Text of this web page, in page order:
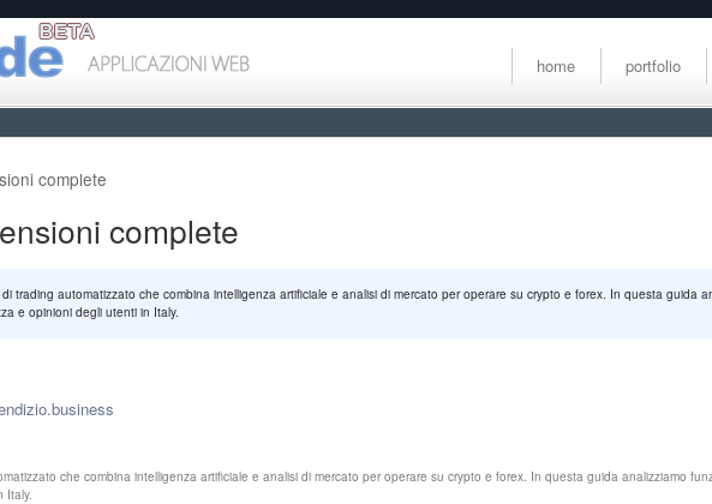
home portfolio
complete
complete
trading automatizzato che combina intelligenza artificiale e analisi di mercato per operare su crypto e forex. In questa guida
e opinioni degli utenti in Italy.
che combina intelligenza artificiale e analisi di mercato per operare su crypto e forex. In questa guida analizziamo
Italy.